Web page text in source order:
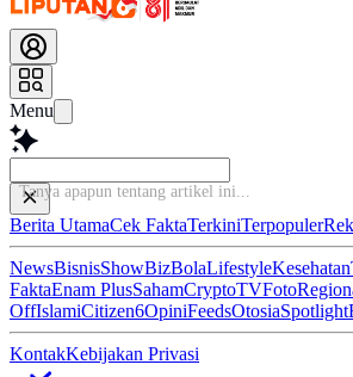
Menu
Tanya apapun tentang artikel i
Berita UtamaCek FaktaTerkiniTerpopuler
NewsBisnisShowBizBolaLifestyleKesehatan
FaktaEnam PlusSahamCryptoTVFoto
OffIslamiCitizen6OpiniFeedsOtosiaSpotlight
KontakKebijakan Privasi